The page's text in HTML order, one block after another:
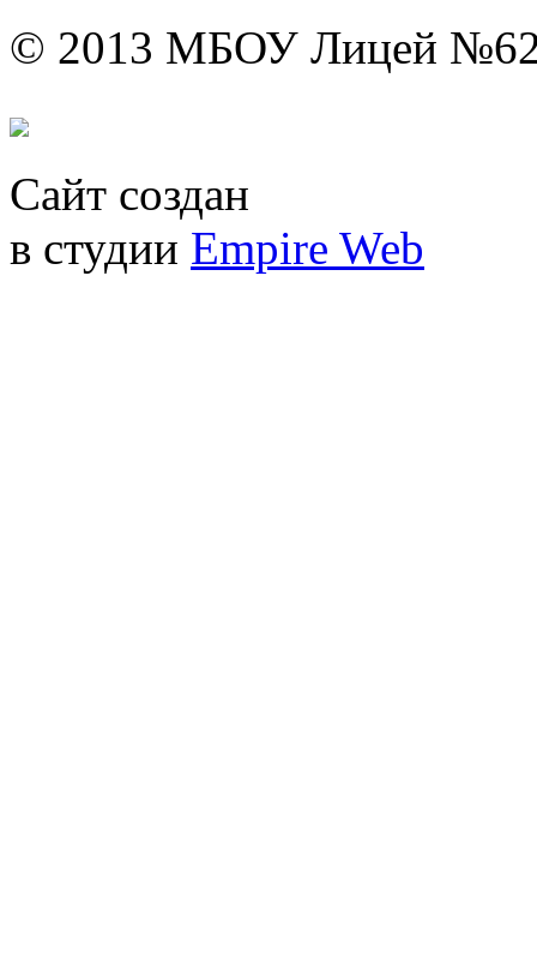
© 2013 МБОУ Лицей
Сайт создан
в студии Empire Web